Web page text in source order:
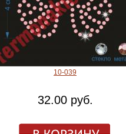
10-039
32.00 руб.